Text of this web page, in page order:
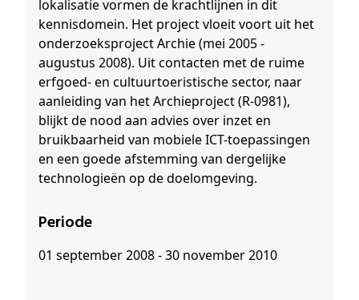
lokalisatie vormen de krachtlijnen in dit
kennisdomein. Het project vloeit voort uit het
onderzoeksproject Archie (mei 2005 -
augustus 2008). Uit contacten met de ruime
erfgoed- en cultuurtoeristische sector, naar
aanleiding van het Archieproject (R-0981),
blijkt de nood aan advies over inzet en
bruikbaarheid van mobiele ICT-toepassingen
en een goede afstemming van dergelijke
technologieën op de doelomgeving.
Periode
01 september 2008 - 30 november 2010